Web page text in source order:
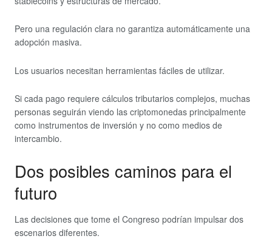
Pero una regulación clara no garantiza automáticamente una
adopción masiva.
Los usuarios necesitan herramientas fáciles de utilizar.
Si cada pago requiere cálculos tributarios complejos, muchas
personas seguirán viendo las criptomonedas principalmente
como instrumentos de inversión y no como medios de
intercambio.
Dos posibles caminos para el
futuro
Las decisiones que tome el Congreso podrían impulsar dos
escenarios diferentes.